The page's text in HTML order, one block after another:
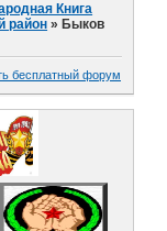
Книга
район » Быков
бесплатный форум